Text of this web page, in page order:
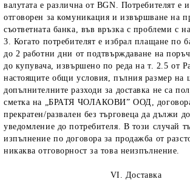
валутата е различна от BGN. Потребителят е
отговорен за комуникация и извършване на
съответната банка, във връзка с проблеми с
3. Когато потребителят е избрал плащане по
до 2 работни дни от подтвърждаване на
до купувача, извършено по реда на т. 2.5 от
настоящите общи условия, пълния размер на
допълнителните разходи за доставка не са
сметка на „БРАТЯ ЧОЛАКОВИ” ООД, договора
прекратен/развален без търговеца да дължи
уведомление до потребителя. В този случай
изпълнение по договора за продажба от
никаква отговорност за това неизпълнение.
VI. Доставка